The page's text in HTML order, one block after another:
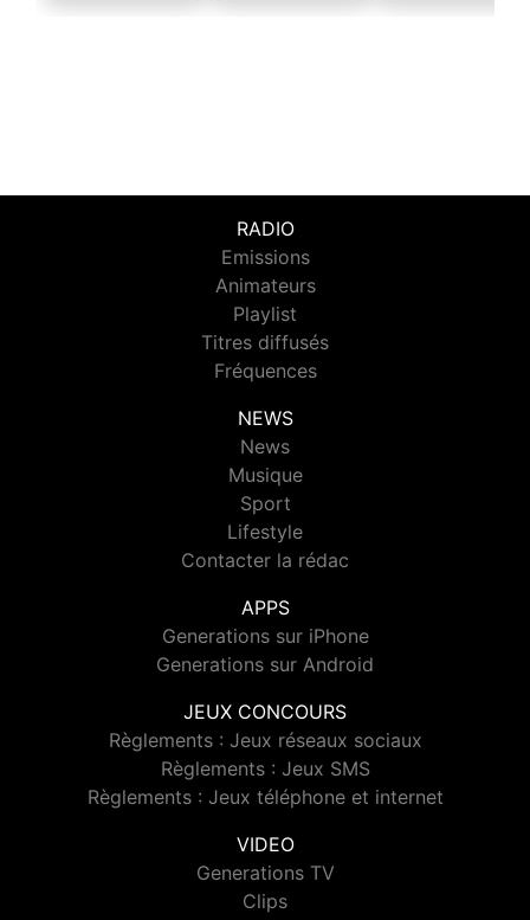
RADIO
Emissions
Animateurs
Playlist
Titres diffusés
Fréquences
NEWS
News
Musique
Sport
Lifestyle
Contacter la rédac
APPS
Generations sur iPhone
Generations sur Android
JEUX CONCOURS
Règlements : Jeux réseaux sociaux
Règlements : Jeux SMS
Règlements : Jeux téléphone et internet
VIDEO
Generations TV
Clips